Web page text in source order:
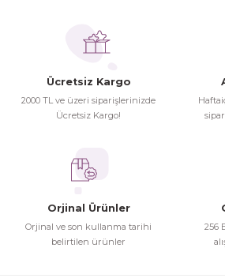
Ücretsiz Kargo
2000 TL ve üzeri siparişlerinizde
Ücretsiz Kargo!
Orjinal Ürünler
Orjinal ve son kullanma tarihi
belirtilen ürünler
256